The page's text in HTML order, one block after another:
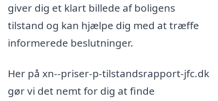
giver dig et klart billede af boligens
tilstand og kan hjælpe dig med at træffe
informerede beslutninger.
Her på xn--priser-p-tilstandsrapport-jfc.dk
gør vi det nemt for dig at finde